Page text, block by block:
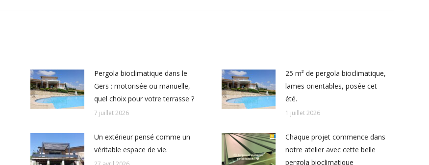
:
Pergola bioclimatique dans le
Gers : motorisée ou manuelle,
quel choix pour votre terrasse ?
7 juillet 2026
25 m² de pergola bioclimatique,
lames orientables, posée cet
été.
1 juillet 2026
Un extérieur pensé comme un
véritable espace de vie.
Chaque projet commence dans
notre atelier avec cette belle
pergola bioclimatique